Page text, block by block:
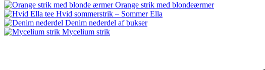
Orange strik med blondeærmer
Hvid sommerstrik – Sommer Ella
Denim nederdel af bukser
Mycelium strik